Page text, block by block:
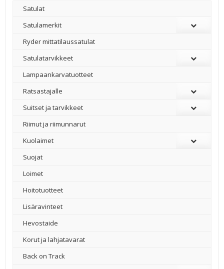
Satulat
Satulamerkit
Ryder mittatilaussatulat
Satulatarvikkeet
–
Lampaankarvatuotteet
Ratsastajalle
Suitset ja tarvikkeet
Riimut ja riimunnarut
Kuolaimet
Suojat
Loimet
Hoitotuotteet
Lisäravinteet
Hevostaide
Korut ja lahjatavarat
Back on Track